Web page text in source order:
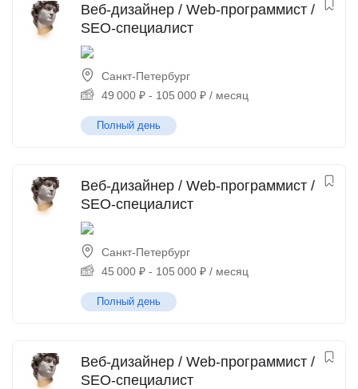
Веб-дизайнер / Web-программист /
SEO-специалист
Санкт-Петербург
49 000 ₽ - 105 000 ₽ / месяц
Полный день
Веб-дизайнер / Web-программист /
SEO-специалист
Санкт-Петербург
45 000 ₽ - 105 000 ₽ / месяц
Полный день
Веб-дизайнер / Web-программист /
SEO-специалист